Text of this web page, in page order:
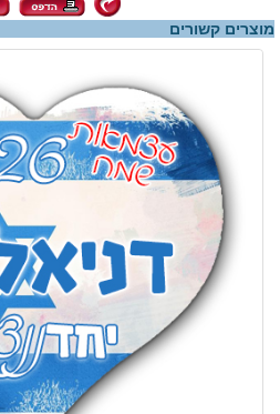
מוצרים קשורים